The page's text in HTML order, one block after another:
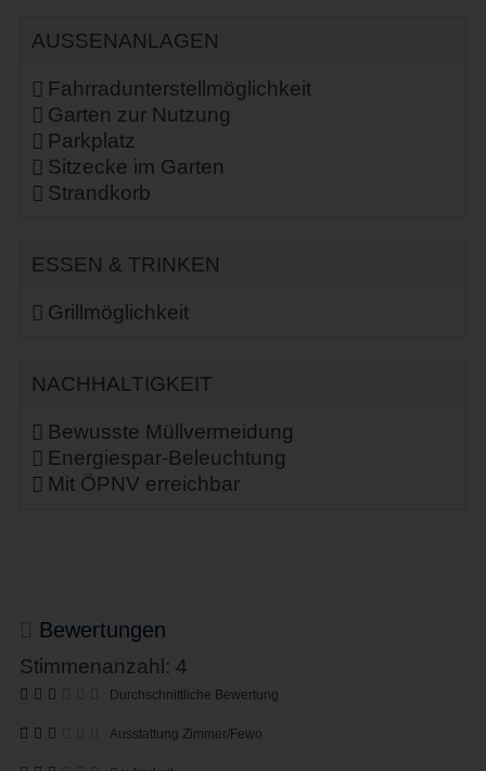
AUSSENANLAGEN
Fahrradunterstellmöglichkeit
Garten zur Nutzung
Parkplatz
Sitzecke im Garten
Strandkorb
ESSEN & TRINKEN
Grillmöglichkeit
NACHHALTIGKEIT
Bewusste Müllvermeidung
Energiespar-Beleuchtung
Mit ÖPNV erreichbar
Bewertungen
Stimmenanzahl: 4
Durchschnittliche Bewertung
Ausstattung Zimmer/Fewo